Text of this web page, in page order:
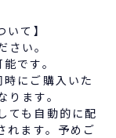
て】
い。
です。
にご購入いた
ます。
ても自動的に配
れます。予めご